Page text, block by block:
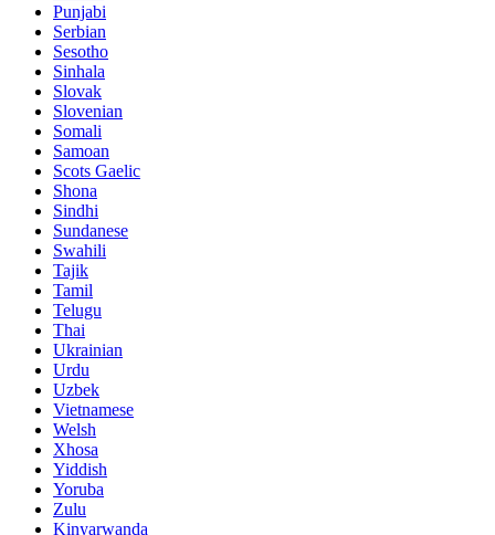
Punjabi
Serbian
Sesotho
Sinhala
Slovak
Slovenian
Somali
Samoan
Scots Gaelic
Shona
Sindhi
Sundanese
Swahili
Tajik
Tamil
Telugu
Thai
Ukrainian
Urdu
Uzbek
Vietnamese
Welsh
Xhosa
Yiddish
Yoruba
Zulu
Kinyarwanda